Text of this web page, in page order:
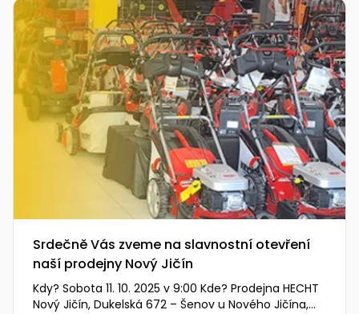
Srdečně Vás zveme na slavnostní otevření
naší prodejny Nový Jičín
Kdy? Sobota 11. 10. 2025 v 9:00 Kde? Prodejna HECHT
Nový Jičín, Dukelská 672 – Šenov u Nového Jičína,